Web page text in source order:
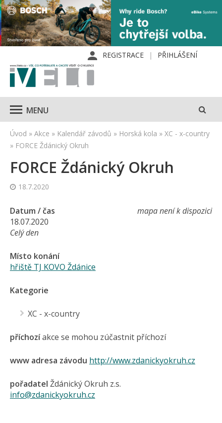
REGISTRACE PŘIHLÁŠENÍ
MENU
Úvod » Akce » Kalendář závodů » Horská kola » XC - x-country
» FORCE Ždánický Okruh
FORCE Ždánický Okruh
18.7.2020
mapa není k dispozici
Datum / čas
18.07.2020
Celý den
Místo konání
hřiště TJ KOVO Ždánice
Kategorie
XC - x-country
příchozíakce se mohou zúčastnit příchozí
www adresa závodu http://www.zdanickyokruh.cz
pořadatel Ždánický Okruh z.s.
info@zdanickyokruh.cz